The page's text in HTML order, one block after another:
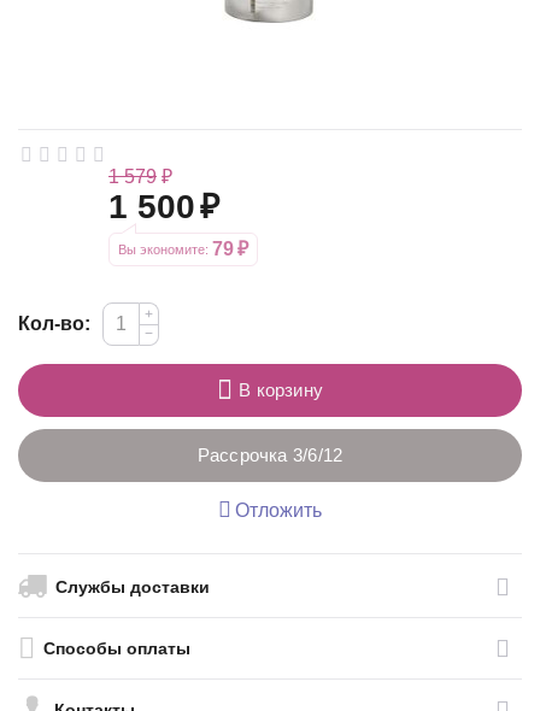
1 579 ₽
1 500₽
Вы экономите: 79₽
Кол-во:
+
−
В корзину
Рассрочка 3/6/12
Отложить
Службы доставки
Способы оплаты